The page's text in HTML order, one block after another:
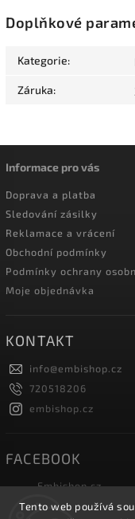
Tento web používá
Doplňkové
Kategorie:
Záruka:
Informace pro vás
Doprava a platba
Sledování zásilky
Reklamace a vrácení
Obchodní podmínky
Podmínky ochrany
Moje objednávka
KONTAKT
info@embishop.cz
720518206
embishop.cz
FACEBOOK
Embishop.cz